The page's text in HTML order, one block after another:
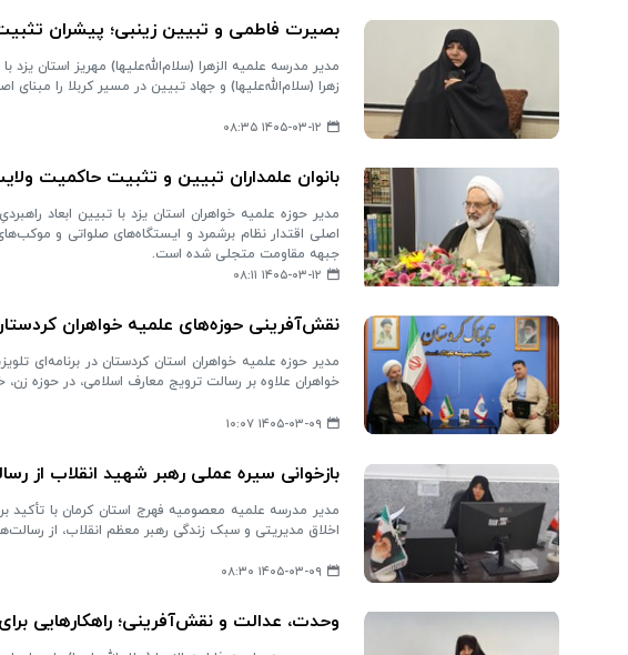
بصیرت فاطمی و تبیین زینبی؛ پیشران‌
مدیر مدرسه علمیه الزهرا (سلام‌الله‌علیها) مهریز استان
زهرا (سلام‌الله‌علیها) و جهاد تبیین در مسیر کربلا را
۱۴۰۵-۰۳-۱۲ ۰۸:۳۵
بانوان علمداران تبیین و تثبیت حاکمیت
مدیر حوزه علمیه خواهران استان یزد با تبیین ابعاد
اصلی اقتدار نظام برشمرد و ایستگاه‌های صلواتی و
جبهه مقاومت متجلی شده است.
۱۴۰۵-۰۳-۱۲ ۰۸:۱۱
نقش‌آفرینی حوزه‌های علمیه خواهران
مدیر حوزه علمیه خواهران استان کردستان در برنامه‌ای
خواهران علاوه بر رسالت ترویج معارف اسلامی، در حوزه
۱۴۰۵-۰۳-۰۹ ۱۰:۰۷
بازخوانی سیره عملی رهبر شهید انقلاب از
مدیر مدرسه علمیه معصومیه فهرج استان کرمان با تأکید
اخلاق مدیریتی و سبک زندگی رهبر معظم انقلاب، از
۱۴۰۵-۰۳-۰۹ ۰۸:۳۰
وحدت، عدالت و نقش‌آفرینی؛ راهکارهایی